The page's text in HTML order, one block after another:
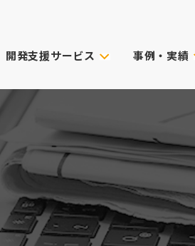
開発支援サービス
術から選ぶ
リンター
処理・加飾
ャニング
プロダクトデザイン
筐体設計
CG動画制作
XRサービス
PoC受託サービス
事例・実績
これまでのご依